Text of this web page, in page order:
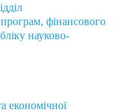
фінансового
науково-
економічної